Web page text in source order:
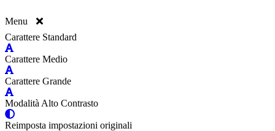
Menu
Carattere Standard
Carattere Medio
Carattere Grande
Modalità Alto Contrasto
Reimposta impostazioni originali